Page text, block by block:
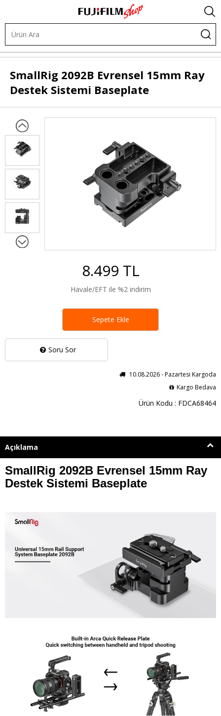
SmallRig 2092B Evrensel 15mm Ray
Destek Sistemi Baseplate
Soru Sor
8.499 TL
Havale/EFT ile %2 indirim
10.08.2026 - Pazartesi Kargoda
Kargo Bedava
Ürün Kodu : FDCA68464
Sepete Ekle
Açıklama
SmallRig 2092B Evrensel 15mm Ray
Destek Sistemi Baseplate